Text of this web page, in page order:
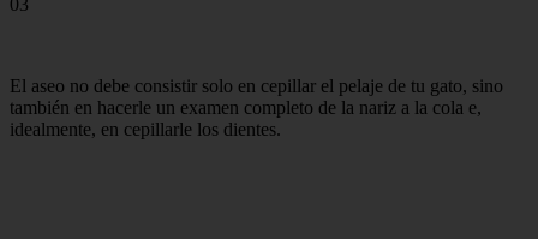
El aseo no debe consistir solo en cepillar el pelaje de tu gato, sino
también en hacerle un examen completo de la nariz a la cola e,
idealmente, en cepillarle los dientes.